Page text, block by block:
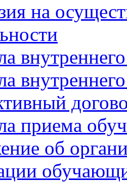
на
приема
об